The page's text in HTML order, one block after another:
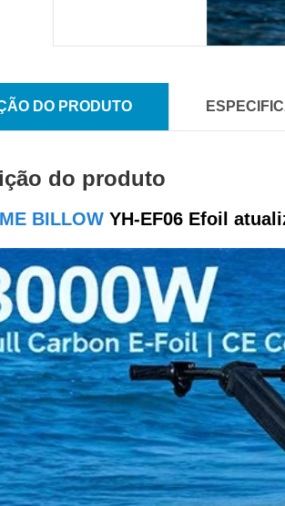
DO PRODUTO
do produto
BILLOW YH-EF06 Efoil